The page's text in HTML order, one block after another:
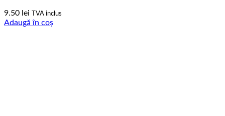
9.50 lei TVA inclus
Adaugă în coș